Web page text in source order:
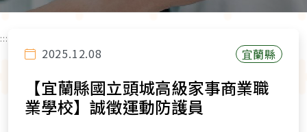
:::
2025.12.08 宜蘭縣
【宜蘭縣國立頭城高級家事商業職
業學校】誠徵運動防護員